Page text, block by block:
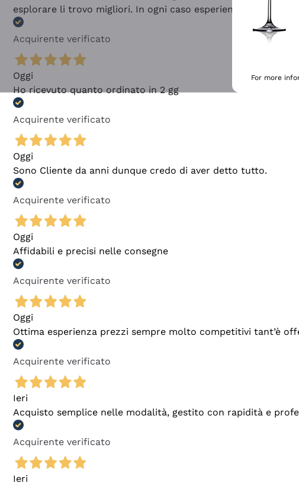
esplorare li trovo migliori. In ogni caso esperienza buona e lo
Acquirente verificato
Oggi
Ho ricevuto quanto ordinato in 2 gg
Acquirente verificato
Oggi
Sono Cliente da anni dunque credo di aver detto tutto.
Acquirente verificato
Oggi
Affidabili e precisi nelle consegne
Acquirente verificato
Oggi
Ottima esperienza prezzi sempre molto competitivi tant’è
Acquirente verificato
Ieri
Acquisto semplice nelle modalità, gestito con rapidità e
Acquirente verificato
Ieri
For more